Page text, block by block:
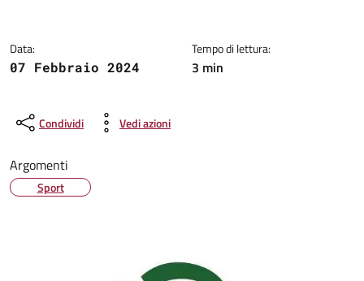
Data:
07 Febbraio 2024
Tempo di lettura:
3 min
Condividi Vedi azioni
Argomenti
Sport